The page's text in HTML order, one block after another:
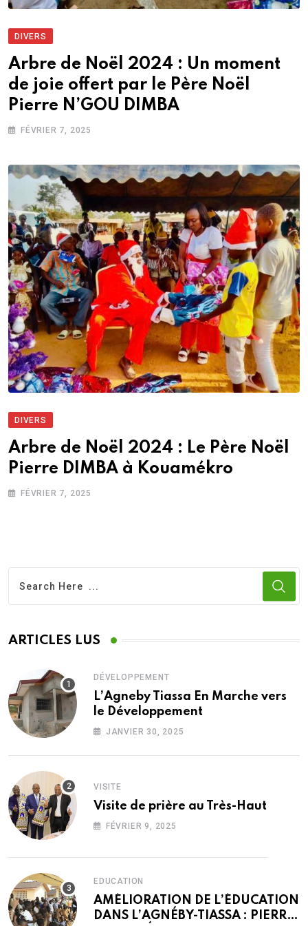
DIVERS
Arbre de Noël 2024 : Un moment
de joie offert par le Père Noël
Pierre N’GOU DIMBA
FÉVRIER 7, 2025
DIVERS
Arbre de Noël 2024 : Le Père Noël
Pierre DIMBA à Kouamékro
FÉVRIER 7, 2025
ARTICLES LUS
DÉVELOPPEMENT
L’Agneby Tiassa En Marche vers
le Développement
JANVIER 30, 2025
VISITE
Visite de prière au Très-Haut
FÉVRIER 9, 2025
EDUCATION
AMÉLIORATION DE L’ÉDUCATION
DANS L’AGNÉBY-TIASSA : PIERRE